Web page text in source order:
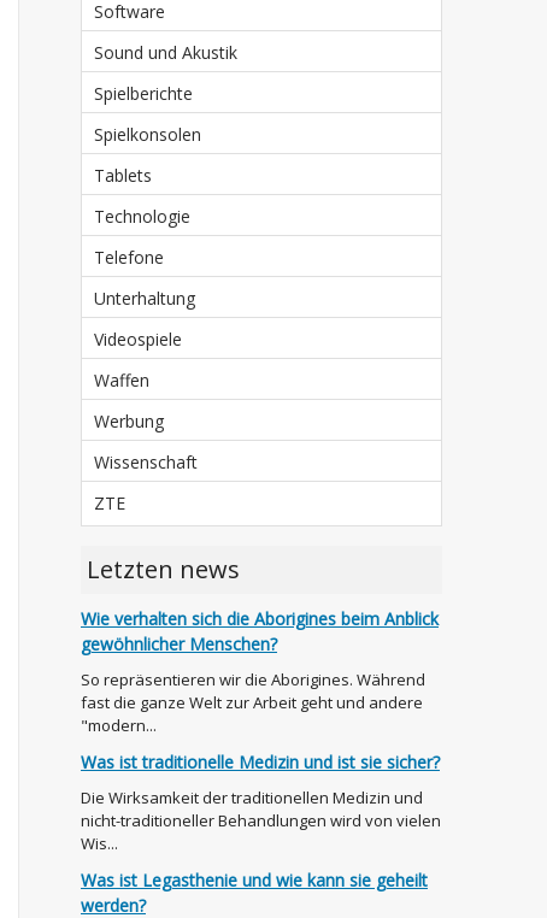
Software
Sound und Akustik
Spielberichte
Spielkonsolen
Tablets
Technologie
Telefone
Unterhaltung
Videospiele
Waffen
Werbung
Wissenschaft
ZTE
Letzten news
Wie verhalten sich die Aborigines beim Anblick
gewöhnlicher Menschen?
So repräsentieren wir die Aborigines. Während
fast die ganze Welt zur Arbeit geht und andere
"modern...
Was ist traditionelle Medizin und ist sie sicher?
Die Wirksamkeit der traditionellen Medizin und
nicht-traditioneller Behandlungen wird von vielen
Wis...
Was ist Legasthenie und wie kann sie geheilt
werden?